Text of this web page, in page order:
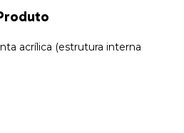
acrílica (estrutura interna